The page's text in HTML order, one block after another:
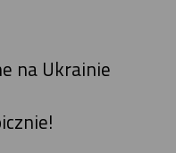
na Ukrainie